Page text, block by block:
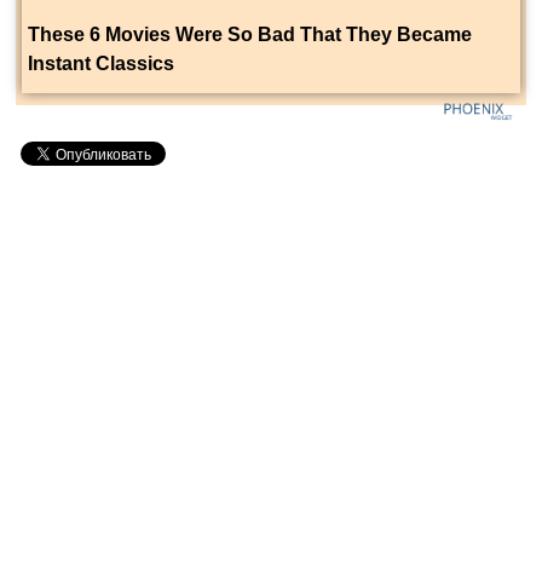
These 6 Movies Were So Bad That They Became
Instant Classics